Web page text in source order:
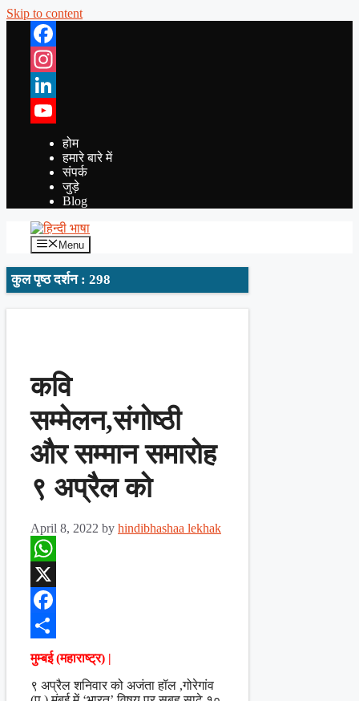
Skip to content
Facebook
Instagram
LinkedIn
YouTube
होम
हमारे बारे में
संपर्क
जुड़े
Blog
Menu
कुल पृष्ठ दर्शन : 298
कवि
सम्मेलन,संगोष्ठी
और सम्मान समारोह
९ अप्रैल को
April 8, 2022 by hindibhashaa lekhak
WhatsApp
X
Facebook
Share
मुम्बई (महाराष्ट्र) |
९ अप्रैल शनिवार को अजंता हॉल ,गोरेगांव